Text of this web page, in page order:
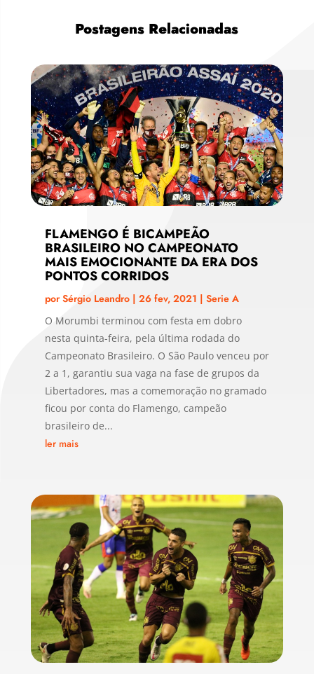
Postagens Relacionadas
FLAMENGO É BICAMPEÃO
BRASILEIRO NO CAMPEONATO
MAIS EMOCIONANTE DA ERA DOS
PONTOS CORRIDOS
porSérgio Leandro| 26 fev, 2021 | Serie A
O Morumbi terminou com festa em dobro
nesta quinta-feira, pela última rodada do
Campeonato Brasileiro. O São Paulo venceu por
2 a 1, garantiu sua vaga na fase de grupos da
Libertadores, mas a comemoração no gramado
ficou por conta do Flamengo, campeão
brasileiro de...
ler mais